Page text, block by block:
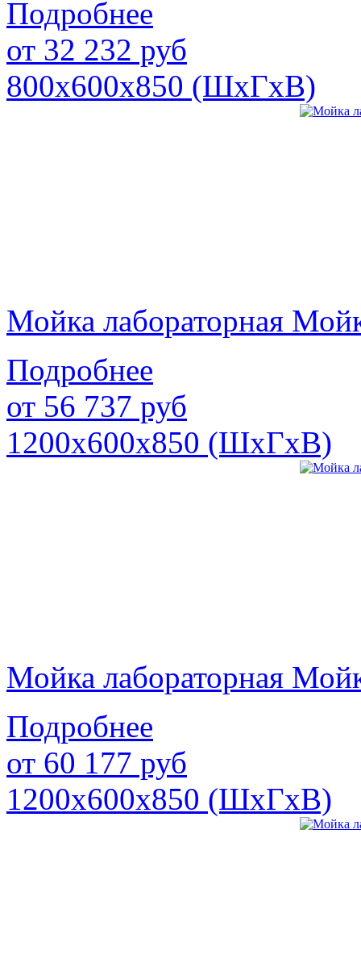
Подробнее
от 32 232 руб
800х600х850 (ШхГхВ)
Мойка лабораторная
Подробнее
от 56 737 руб
1200х600х850 (ШхГхВ)
Мойка лабораторная
Подробнее
от 60 177 руб
1200х600х850 (ШхГхВ)